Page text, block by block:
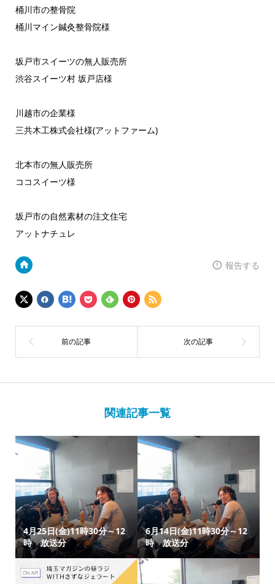
桶川市の整骨院
桶川マイン鍼灸整骨院様
坂戸市スイーツの無人販売所
渋谷スイーツ村 坂戸店様
川越市の企業様
三共木工株式会社様(アットファーム)
北本市の無人販売所
ココスイーツ様
坂戸市の自然素材の注文住宅
アットナチュレ
報告する
関連記事一覧
4月25日(金)11時30分～12
時 放送分
6月14日(金)11時30分～12
時 放送分